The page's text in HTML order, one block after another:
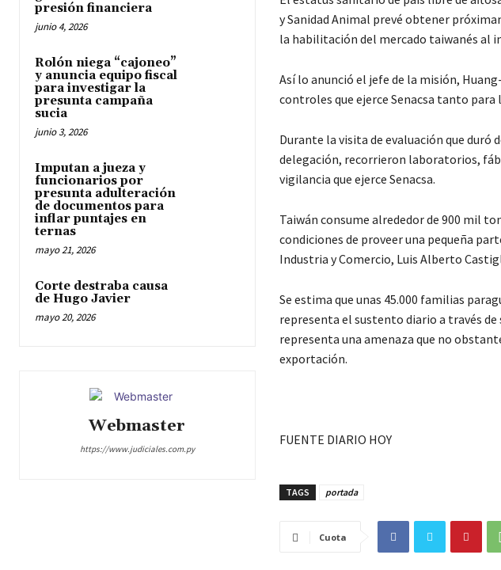
presión financiera
junio 4, 2026
Rolón niega “cajoneo”
y anuncia equipo fiscal
para investigar la
presunta campaña
sucia
junio 3, 2026
Imputan a jueza y
funcionarios por
presunta adulteración
de documentos para
inflar puntajes en
ternas
mayo 21, 2026
Corte destraba causa
de Hugo Javier
mayo 20, 2026
Webmaster
https://www.judiciales.com.py
y Sanidad Animal prevé obtener
la habilitación del mercado taiwanés al
Así lo anunció el jefe de la misión,
controles que ejerce Senacsa tanto
Durante la visita de evaluación que
delegación, recorrieron laboratorios,
vigilancia que ejerce Senacsa.
Taiwán consume alrededor de 900 mil
condiciones de proveer una pequeña
Industria y Comercio, Luis Alberto
Se estima que unas 45.000 familias
representa el sustento diario a través
representa una amenaza que no
exportación.
FUENTE DIARIO HOY
TAGS portada
Cuota